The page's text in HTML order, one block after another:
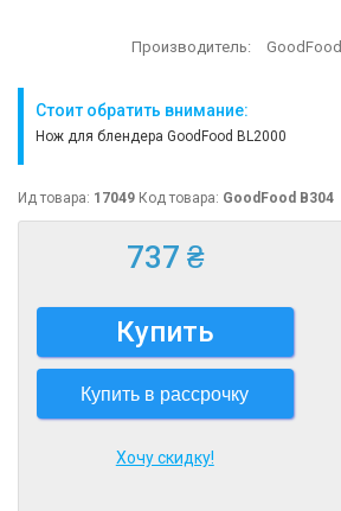
Производитель: GoodFood
Стоит обратить внимание:
Нож для блендера GoodFood BL2000
Ид товара: 17049 Код товара: GoodFood B304
737 ₴
Купить
Купить в рассрочку
Хочу скидку!